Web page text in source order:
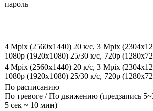
пароль
4 Mpix (2560x1440) 20 к/с, 3 Mpix
1080p (1920x1080) 25/30 к/с, 720p
4 Mpix (2560x1440) 20 к/с, 3 Mpix
1080p (1920x1080) 25/30 к/с, 720p
По расписанию
По тревоге / По движению (предзапись
5 сек ~ 10 мин)